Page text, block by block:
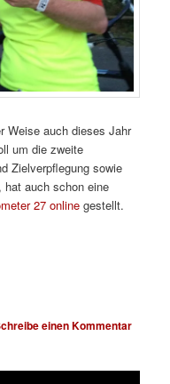
Weise auch dieses Jahr
um die zweite
Zielverpflegung sowie
auch schon eine
27 onlinegestellt.
einen Kommentar